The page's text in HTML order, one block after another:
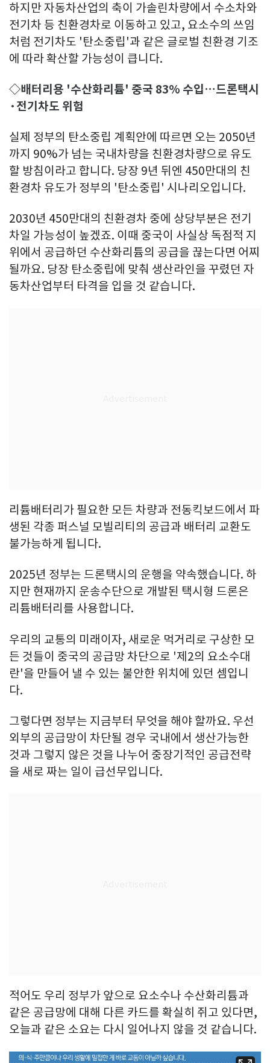
하지만 자동차산업의 축이 가솔린차량에서 수소차와
전기차 등 친환경차로 이동하고 있고, 요소수의 쓰임
처럼 전기차도 '탄소중립'과 같은 글로벌 친환경 기조
에 따라 확산할 가능성이 큽니다.
◇배터리용 '수산화리튬' 중국 83% 수입…드론택시
·전기차도 위험
실제 정부의 탄소중립 계획안에 따르면 오는 2050년
까지 90%가 넘는 국내차량을 친환경차량으로 유도
할 방침이라고 합니다. 당장 9년 뒤엔 450만대의 친
환경차 유도가 정부의 '탄소중립' 시나리오입니다.
2030년 450만대의 친환경차 중에 상당부분은 전기
차일 가능성이 높겠죠. 이때 중국이 사실상 독점적 지
위에서 공급하던 수산화리튬의 공급을 끊는다면 어찌
될까요. 당장 탄소중립에 맞춰 생산라인을 꾸렸던 자
동차산업부터 타격을 입을 것 같습니다.
리튬배터리가 필요한 모든 차량과 전동킥보드에서 파
생된 각종 퍼스널 모빌리티의 공급과 배터리 교환도
불가능하게 됩니다.
2025년 정부는 드론택시의 운행을 약속했습니다. 하
지만 현재까지 운송수단으로 개발된 택시형 드론은
리튬배터리를 사용합니다.
우리의 교통의 미래이자, 새로운 먹거리로 구상한 모
든 것들이 중국의 공급망 차단으로 '제2의 요소수대
란'을 만들어 낼 수 있는 불안한 위치에 있던 셈입니
다.
그렇다면 정부는 지금부터 무엇을 해야 할까요. 우선
외부의 공급망이 차단될 경우 국내에서 생산가능한
것과 그렇지 않은 것을 나누어 중장기적인 공급전략
을 새로 짜는 일이 급선무입니다.
적어도 우리 정부가 앞으로 요소수나 수산화리튬과
같은 공급망에 대해 다른 카드를 확실히 쥐고 있다면,
오늘과 같은 소요는 다시 일어나지 않을 것 같습니다.